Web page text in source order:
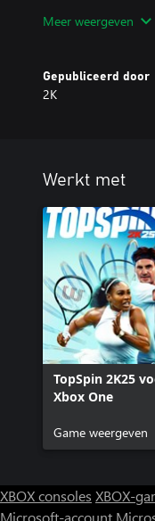
notificatie.
diensten. Gebruiker
reverse
Meer weergeven
Gepubliceerd door
2K
Werkt met
TopSpin 2K25
Xbox One
Game weergeven
XBOX consoles XBOX-
Microsoft-account